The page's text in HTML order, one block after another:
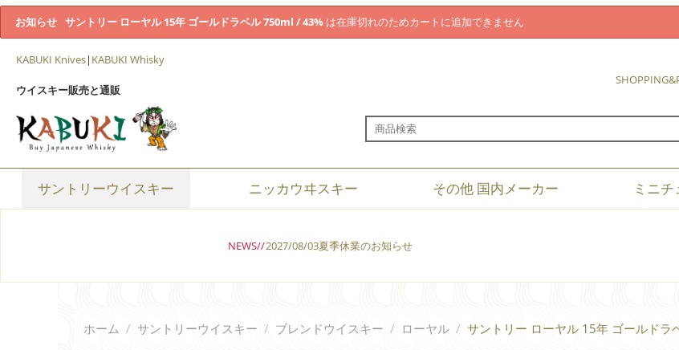
お知らせ サントリー ローヤル 15年 ゴールドラベル 750ml / 43% は在庫切れのためカートに追加できません
KABUKI Knives| KABUKI Whisky
ウイスキー販売と通販
サントリーウイスキー ニッカウヰスキー その他 国内メーカー ミニ
NEWS//2027/08/03夏季休業のお知らせ
ホーム / サントリーウイスキー / ブレンドウイスキー / ローヤル / サントリー ローヤル 15年 ゴールド